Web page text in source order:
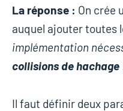
La réponse : On crée
auquel ajouter toutes
implémentation
collisions de hachage
Il faut définir deux